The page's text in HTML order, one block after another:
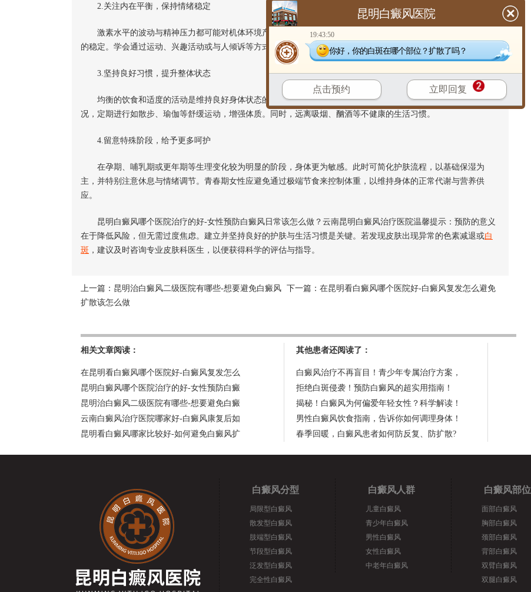
2.关注内在平衡，保持情绪稳定
激素水平的波动与精神压力都可能对机体环境产生影响。维持规律的作息，保证充足睡眠，有助于内分泌系统
的稳定。学会通过运动、兴趣活动或与人倾诉等方式疏导压力，保持相对平和乐观的心态，对整体健康有益。
3.坚持良好习惯，提升整体状态
均衡的饮食和适度的活动是维持良好身体状态的基础。避免过度节食，注意各类营养的均衡摄取。结合自身情
况，定期进行如散步、瑜伽等舒缓运动，增强体质。同时，远离吸烟、酗酒等不健康的生活习惯。
4.留意特殊阶段，给予更多呵护
在孕期、哺乳期或更年期等生理变化较为明显的阶段，身体更为敏感。此时可简化护肤流程，以基础保湿为
主，并特别注意休息与情绪调节。青春期女性应避免通过极端节食来控制体重，以维持身体的正常代谢与营养供
应。
昆明白癜风哪个医院治疗的好-女性预防白癜风日常该怎么做？云南昆明白癜风治疗医院温馨提示：预防的意义
在于降低风险，但无需过度焦虑。建立并坚持良好的护肤与生活习惯是关键。若发现皮肤出现异常的色素减退或白
斑 ，建议及时咨询专业皮肤科医生，以便获得科学的评估与指导。
上一篇： 昆明治白癜风二级医院有哪些-想要避免白癜风
扩散该怎么做
下一篇： 在昆明看白癜风哪个医院好-白癜风复发怎么避免
相关文章阅读：
在昆明看白癜风哪个医院好-白癜风复发怎么
昆明白癜风哪个医院治疗的好-女性预防白癜
昆明治白癜风二级医院有哪些-想要避免白癜
云南白癜风治疗医院哪家好-白癜风康复后如
昆明看白癜风哪家比较好-如何避免白癜风扩
其他患者还阅读了：
白癜风治疗不再盲目！青少年专属治疗方案，
拒绝白斑侵袭！预防白癜风的超实用指南！
揭秘！白癜风为何偏爱年轻女性？科学解读！
男性白癜风饮食指南，告诉你如何调理身体！
春季回暖，白癜风患者如何防反复、防扩散?
白癜风分型
局限型白癜风
散发型白癜风
肢端型白癜风
节段型白癜风
泛发型白癜风
完全性白癜风
白癜风人群
儿童白癜风
青少年白癜风
男性白癜风
女性白癜风
中老年白癜风
白癜风部位
面部白癜风
胸部白癜风
颈部白癜风
背部白癜风
双臂白癜风
双腿白癜风
昆明白癜风医院
19:43:50
你好，你的白斑在哪个部位？扩散了吗？
点击预约 立即回复